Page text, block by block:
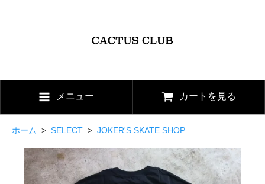
メニュー カートを見る
ホーム > SELECT > JOKER'S SKATE SHOP